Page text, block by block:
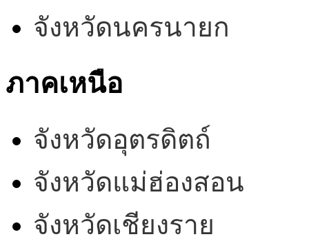
จังหวัดนครนายก
ภาคเหนือ
จังหวัดอุตรดิตถ์
จังหวัดแม่ฮ่องสอน
จังหวัดเชียงราย